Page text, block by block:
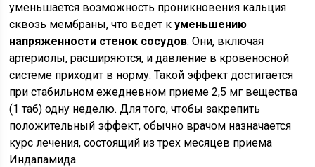
уменьшается возможность проникновения кальция
сквозь мембраны, что ведет куменьшению
напряженности стенок сосудов. Они, включая
артериолы, расширяются, и давление в кровеносной
системе приходит в норму. Такой эффект достигается
при стабильном ежедневном приеме 2,5 мг вещества
(1 таб) одну неделю. Для того, чтобы закрепить
положительный эффект, обычно врачом назначается
курс лечения, состоящий из трех месяцев приема
Индапамида.